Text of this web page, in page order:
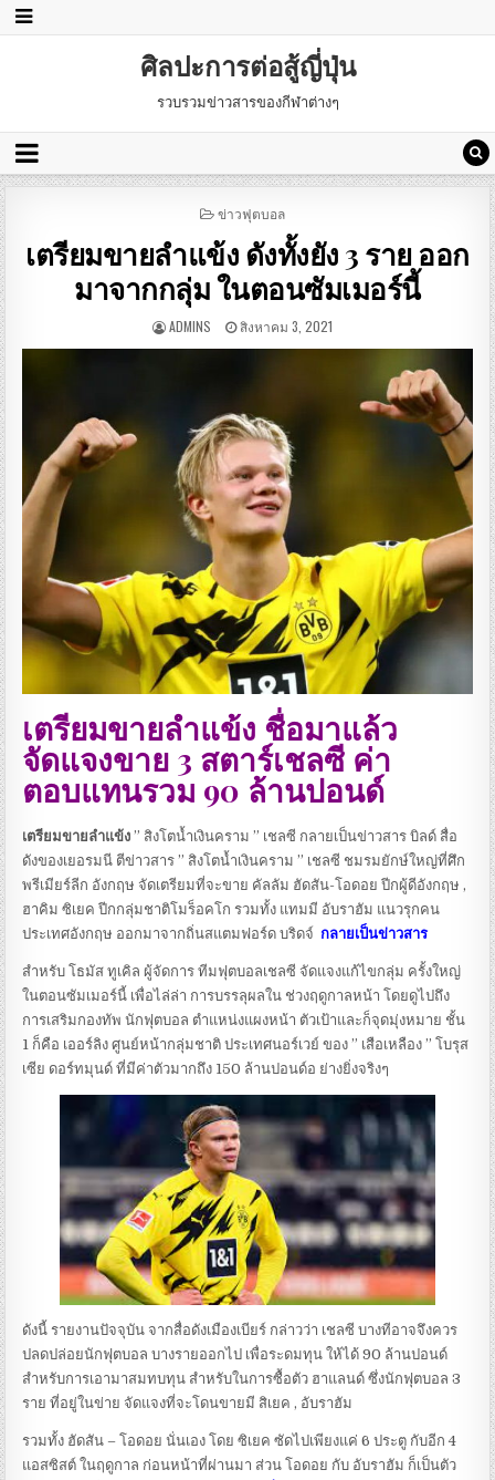
ศิลปะการต่อสู้ญี่ปุ่น
รวบรวมข่าวสารของกีฬาต่างๆ
POSTED
ข่าวฟุตบอล
เตรียมขายลำแข้ง ดังทั้งยัง 3 ราย ออก
มาจากกลุ่ม ในตอนซัมเมอร์นี้
ADMINS สิงหาคม 3, 2021
เตรียมขายลำแข้ง ชื่อมาแล้ว
จัดแจงขาย 3 สตาร์เชลซี ค่า
ตอบแทนรวม 90 ล้านปอนด์
เตรียมขายลำแข้ง ” สิงโตน้ำเงินคราม ” เชลซี กลายเป็นข่าวสาร บิลด์ สื่อ
ดังของเยอรมนี ตีข่าวสาร ” สิงโตน้ำเงินคราม ” เชลซี ชมรมยักษ์ใหญ่ที่ศึก
พรีเมียร์ลีก อังกฤษ จัดเตรียมที่จะขาย คัลลัม ฮัดสัน-โอดอย ปีกผู้ดีอังกฤษ ,
ฮาคิม ซิเยค ปีกกลุ่มชาติโมร็อคโก รวมทั้ง แทมมี อับราฮัม แนวรุกคน
ประเทศอังกฤษ ออกมาจากถิ่นสแตมฟอร์ด บริดจ์กลายเป็นข่าวสาร
สำหรับ โธมัส ทูเคิล ผู้จัดการ ทีมฟุตบอลเชลซี จัดแจงแก้ไขกลุ่ม ครั้งใหญ่
ในตอนซัมเมอร์นี้ เพื่อไล่ล่า การบรรลุผลใน ช่วงฤดูกาลหน้า โดยดูไปถึง
การเสริมกองทัพ นักฟุตบอล ตำแหน่งแผงหน้า ตัวเป้าและก็จุดมุ่งหมาย ชั้น
1 ก็คือ เออร์ลิง ศูนย์หน้ากลุ่มชาติ ประเทศนอร์เวย์ ของ ” เสือเหลือง ” โบรุส
เซีย ดอร์ทมุนด์ ที่มีค่าตัวมากถึง 150 ล้านปอนด์อ ย่างยิ่งจริงๆ
ดังนี้ รายงานปัจจุบัน จากสื่อดังเมืองเบียร์ กล่าวว่า เชลซี บางทีอาจจึงควร
ปลดปล่อยนักฟุตบอล บางรายออกไป เพื่อระดมทุน ให้ได้ 90 ล้านปอนด์
สำหรับการเอามาสมทบทุน สำหรับในการซื้อตัว ฮาแลนด์ ซึ่งนักฟุตบอล 3
ราย ที่อยู่ในข่าย จัดแจงที่จะโดนขายมี สิเยค , อับราฮัม
รวมทั้ง ฮัดสัน – โอดอย นั่นเอง โดย ซิเยค ซัดไปเพียงแค่ 6 ประตู กับอีก 4
แอสซิสต์ ในฤดูกาล ก่อนหน้าที่ผ่านมา ส่วน โอดอย กับ อับราฮัม ก็เป็นตัว